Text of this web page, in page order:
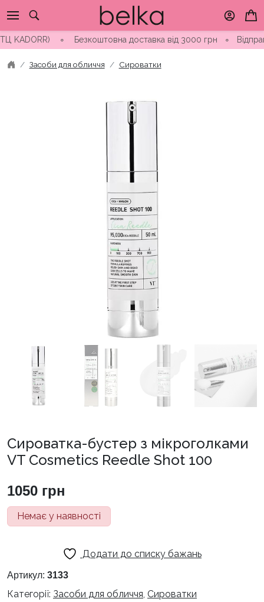
to
content∘ Безкоштовна доставка від 3000 грн∘Відправка
Засоби для обличчя Сироватки
Сироватка-бустер з мікроголками
VT Cosmetics Reedle Shot 100
1050 грн
Немає у наявності
Додати до списку бажань
Артикул: 3133
Категорії: Засоби для обличчя, Сироватки